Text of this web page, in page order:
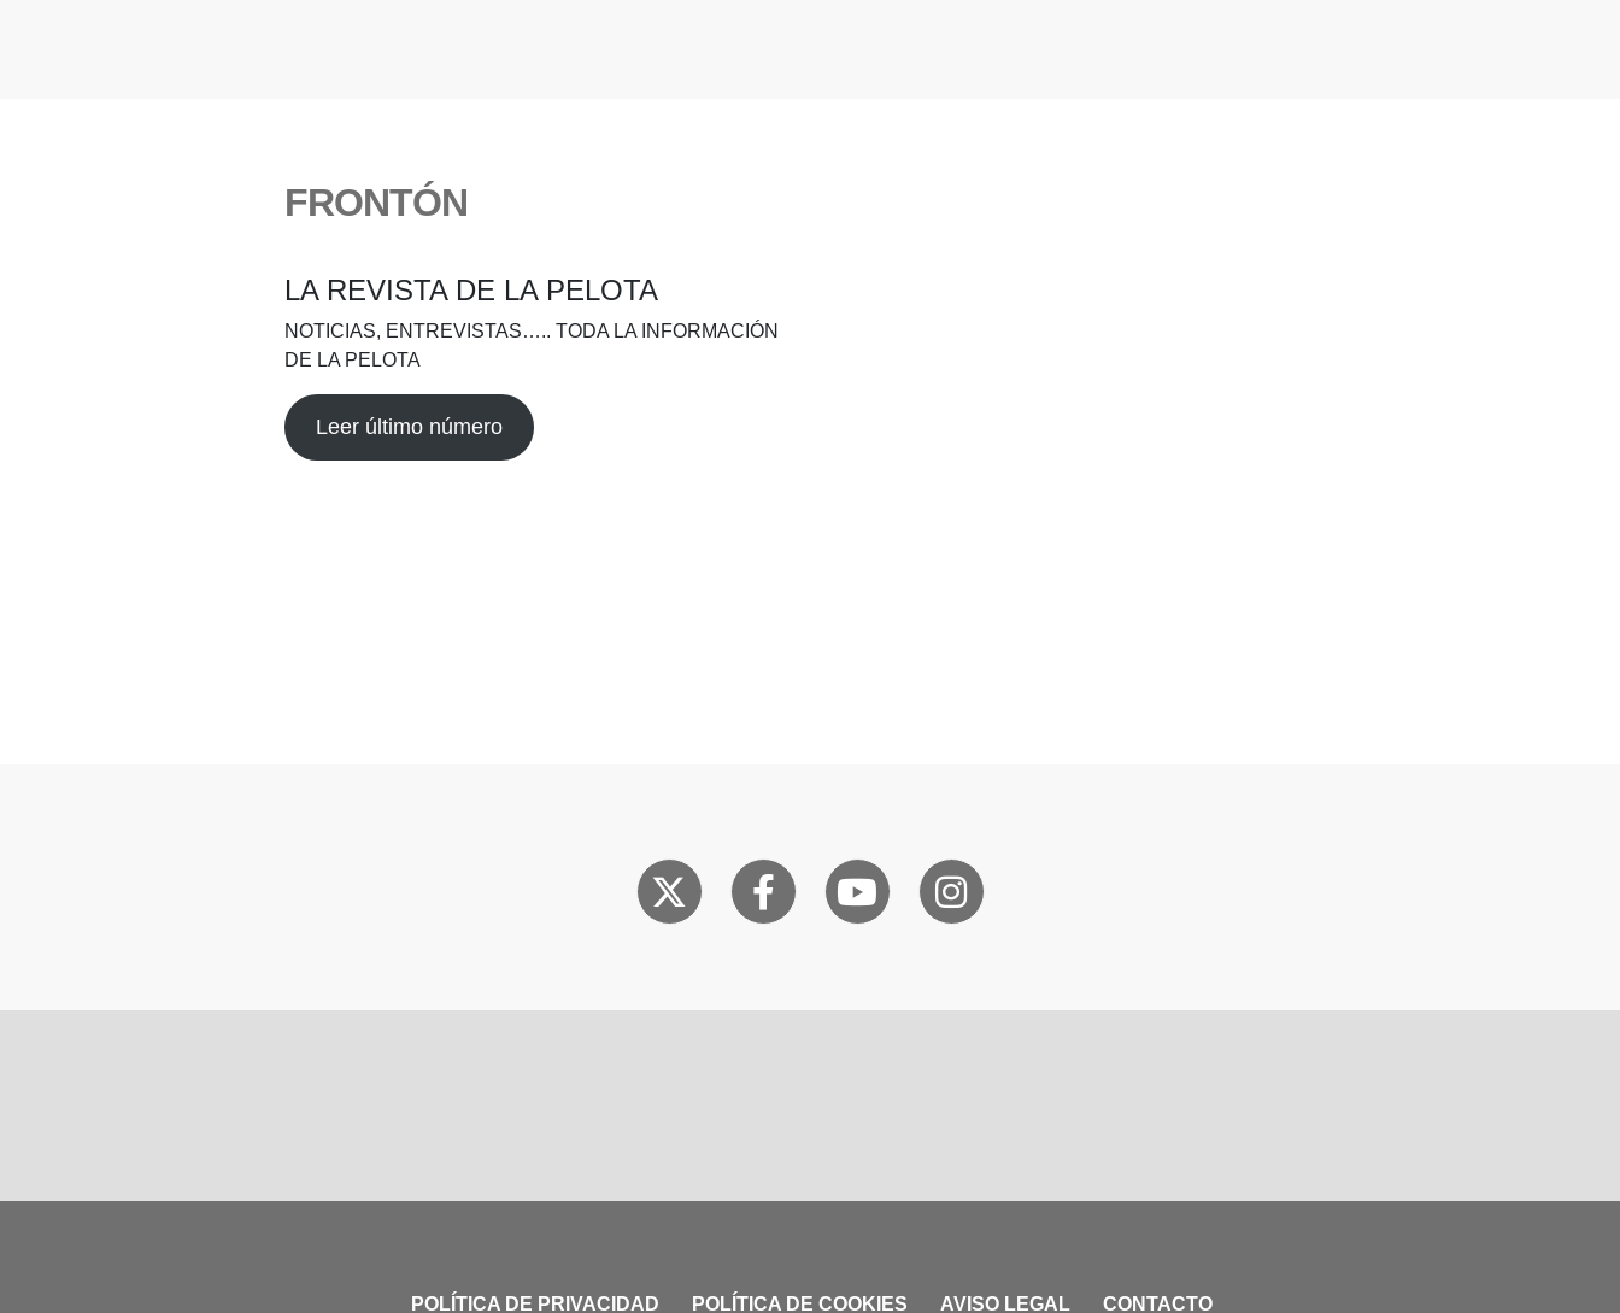
FRONTÓN
LA REVISTA DE LA PELOTA
NOTICIAS, ENTREVISTAS….. TODA LA INFORMACIÓN
DE LA PELOTA
Leer último número
POLÍTICA DE PRIVACIDAD POLÍTICA DE COOKIES AVISO LEGAL CONTACTO